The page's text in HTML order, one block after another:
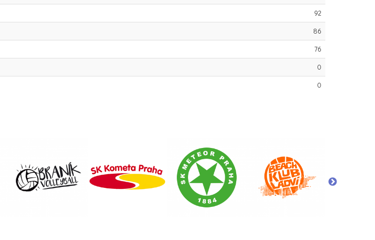
92
86
76
0
0